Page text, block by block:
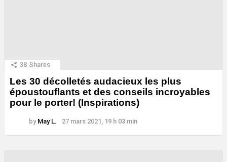
38 Shares
Les 30 décolletés audacieux les plus
époustouflants et des conseils incroyables
pour le porter! (Inspirations)
by May L. 27 mars 2021, 19 h 03 min